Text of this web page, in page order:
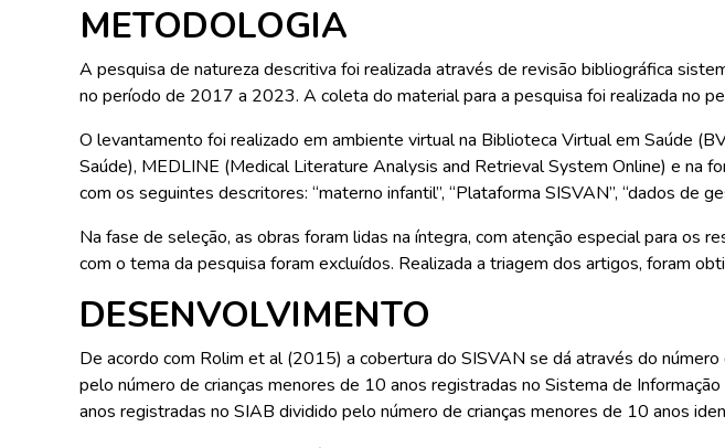
METODOLOGIA
A pesquisa de natureza descritiva foi realizada através de revisão bibliográfica
no período de 2017 a 2023. A coleta do material para a pesquisa foi realizada no
O levantamento foi realizado em ambiente virtual na Biblioteca Virtual em Saúde
Saúde), MEDLINE (Medical Literature Analysis and Retrieval System Online) e na
com os seguintes descritores: “materno infantil”, “Plataforma SISVAN”, “dados de
Na fase de seleção, as obras foram lidas na íntegra, com atenção especial para os
com o tema da pesquisa foram excluídos. Realizada a triagem dos artigos, foram
DESENVOLVIMENTO
De acordo com Rolim et al (2015) a cobertura do SISVAN se dá através do
pelo número de crianças menores de 10 anos registradas no Sistema de
anos registradas no SIAB dividido pelo número de crianças menores de 10 anos